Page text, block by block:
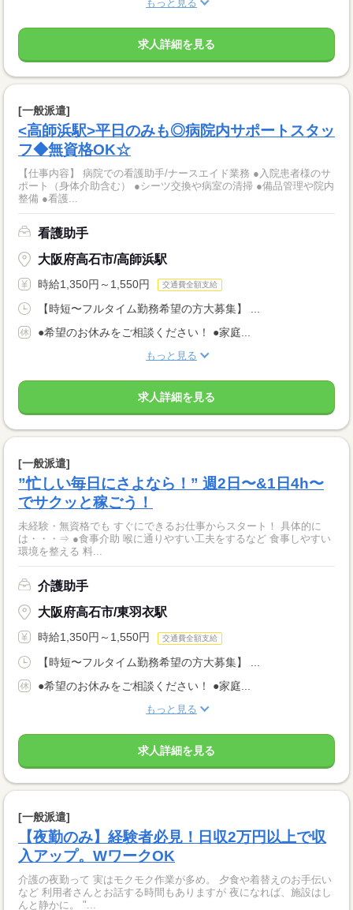
もっと見る
求人詳細を見る
[一般派遣]
<高師浜駅>平日のみも◎病院内サポートスタッ
フ◆無資格OK☆
【仕事内容】 病院での看護助手/ナースエイド業務 ●入院患者様のサ
ポート（身体介助含む） ●シーツ交換や病室の清掃 ●備品管理や院内
整備 ●看護...
看護助手
大阪府高石市/高師浜駅
時給1,350円～1,550円 交通費全額支給
【時短〜フルタイム勤務希望の方大募集】 ...
●希望のお休みをご相談ください！ ●家庭...
もっと見る
求人詳細を見る
[一般派遣]
”忙しい毎日にさよなら！” 週2日〜&1日4h〜
でサクッと稼ごう！
未経験・無資格でも すぐにできるお仕事からスタート！ 具体的に
は・・・⇒ ●食事介助 喉に通りやすい工夫をするなど 食事しやすい
環境を整える 料...
介護助手
大阪府高石市/東羽衣駅
時給1,350円～1,550円 交通費全額支給
【時短〜フルタイム勤務希望の方大募集】 ...
●希望のお休みをご相談ください！ ●家庭...
もっと見る
求人詳細を見る
[一般派遣]
【夜勤のみ】経験者必見！日収2万円以上で収
入アップ。WワークOK
介護の夜勤って 実はモクモク作業が多め。 夕食や着替えのお手伝い
など 利用者さんとお話する時間もありますが 夜になれば、施設はし
んと静かに。 "...